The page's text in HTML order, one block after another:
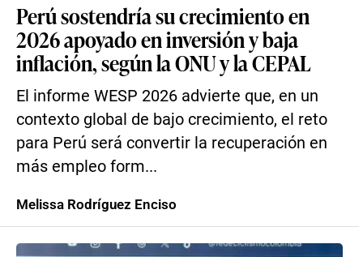
Perú sostendría su crecimiento en
2026 apoyado en inversión y baja
inflación, según la ONU y la CEPAL
El informe WESP 2026 advierte que, en un
contexto global de bajo crecimiento, el reto
para Perú será convertir la recuperación en
más empleo form...
Melissa Rodríguez Enciso